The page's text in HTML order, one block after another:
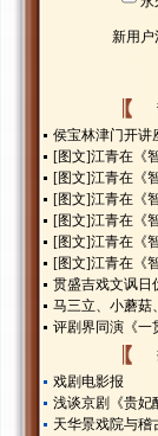
侯宝林津门开讲
[图文]江青在《
[图文]江青在《
[图文]江青在《
[图文]江青在《
[图文]江青在《
[图文]江青在《
贯盛吉戏文讽日
马三立、小蘑菇
评剧界同演《一
戏剧电影报
浅谈京剧《贵妃
天华景戏院与稽